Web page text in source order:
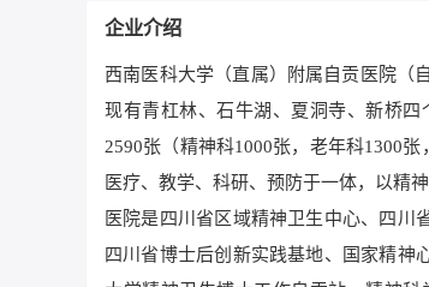
企业介绍
西南医科大学（直属）附属自贡医院（
现有青杠林、石牛湖、夏洞寺、新桥
2590张（精神科1000张，老年科1300
医疗、教学、科研、预防于一体，以精
医院是四川省区域精神卫生中心、四川
四川省博士后创新实践基地、国家精神